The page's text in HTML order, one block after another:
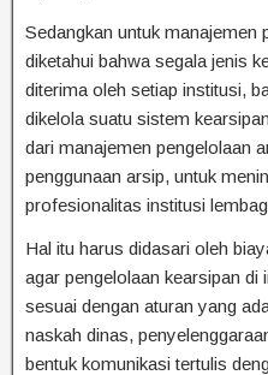
Sedangkan untuk manajemen
diketahui bahwa segala jenis
diterima oleh setiap institusi,
dikelola suatu sistem
dari manajemen pengelolaan
penggunaan arsip, untuk
profesionalitas institusi
Hal itu harus didasari oleh
agar pengelolaan kearsipan di
sesuai dengan aturan yang
naskah dinas,
bentuk komunikasi tertulis